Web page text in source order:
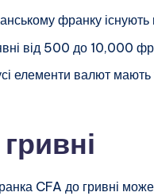
франку
від 500 до 10,000
елементи валют
CFA до гривні